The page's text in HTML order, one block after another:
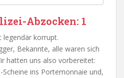
Abzocken: 1
legendär korrupt.
Bekannte, alle waren sich
hatten uns also vorbereitet:
ins Portemonnaie und,